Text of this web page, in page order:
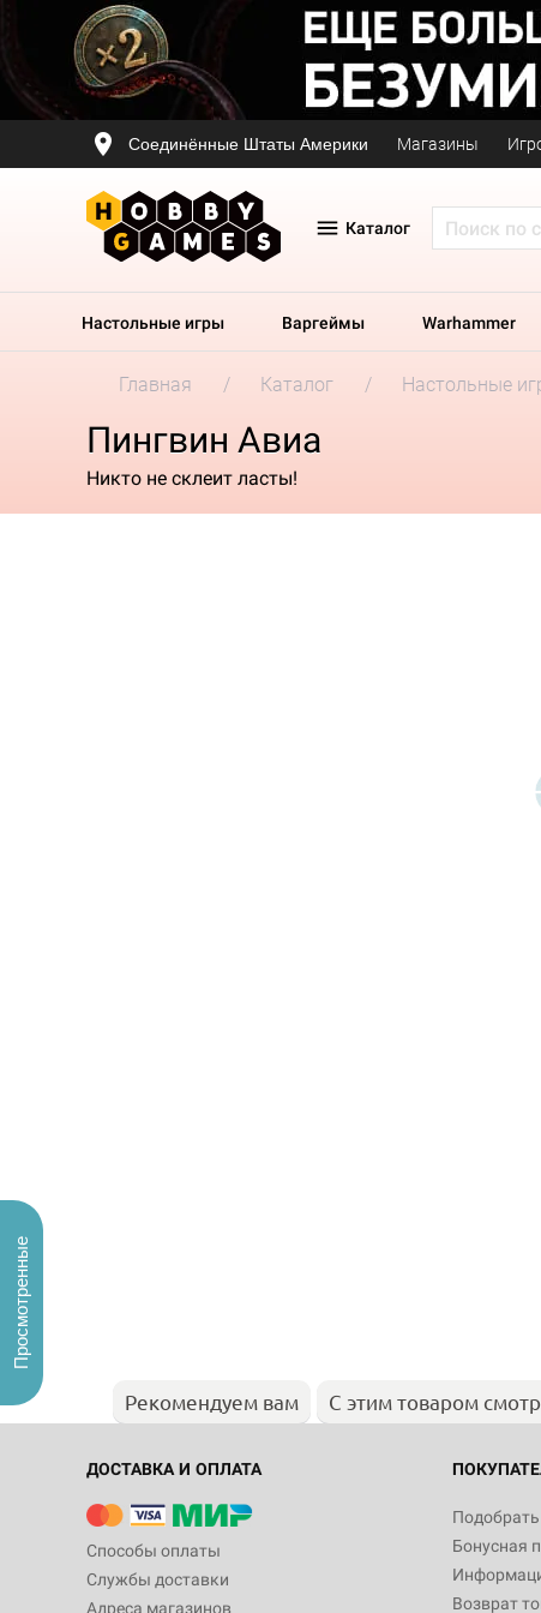
Соединённые Штаты Америки Магазины
Каталог
Настольные игры Варгеймы Warhammer
Главная Каталог Настольные
Пингвин Авиа
Никто не склеит ласты!
Рекомендуем вам С этим товаром
ДОСТАВКА И ОПЛАТА
Способы оплаты
Службы доставки
Адреса магазинов
Подобрать
Бонусная
Возврат
Просмотренные